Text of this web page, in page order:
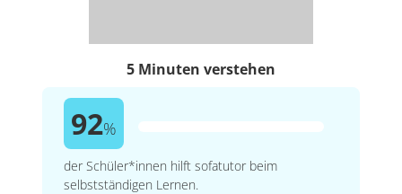
5 Minuten verstehen
92%
der Schüler*innen hilft sofatutor beim
selbstständigen Lernen.